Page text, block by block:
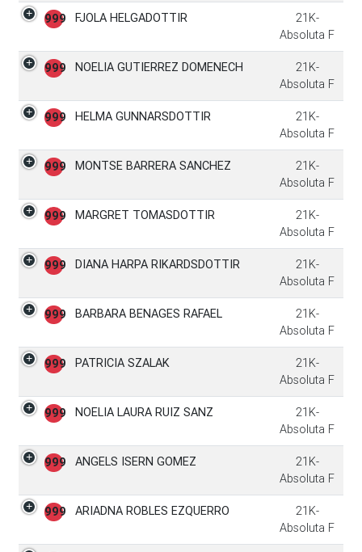
999 FJOLA HELGADOTTIR
21K-
Absoluta F
999 NOELIA GUTIERREZ DOMENECH
21K-
Absoluta F
999 HELMA GUNNARSDOTTIR
21K-
Absoluta F
999 MONTSE BARRERA SANCHEZ
21K-
Absoluta F
999 MARGRET TOMASDOTTIR
21K-
Absoluta F
999 DIANA HARPA RIKARDSDOTTIR
21K-
Absoluta F
999 BARBARA BENAGES RAFAEL
21K-
Absoluta F
999 PATRICIA SZALAK
21K-
Absoluta F
999 NOELIA LAURA RUIZ SANZ
21K-
Absoluta F
999 ANGELS ISERN GOMEZ
21K-
Absoluta F
999 ARIADNA ROBLES EZQUERRO
21K-
Absoluta F